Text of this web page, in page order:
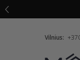
Vilnius: